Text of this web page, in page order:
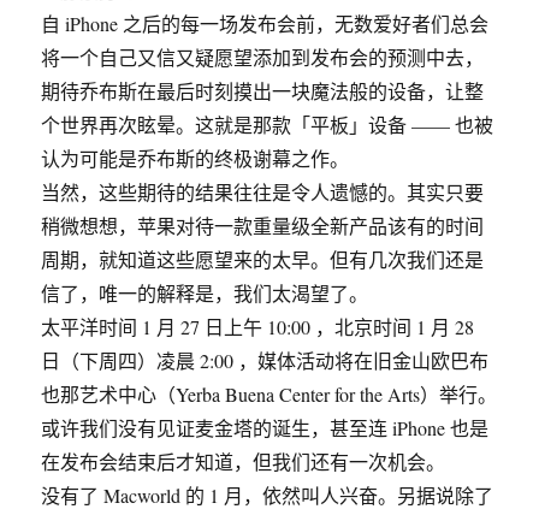
自 iPhone 之后的每一场发布会前，无数爱好者们总会
将一个自己又信又疑愿望添加到发布会的预测中去，
期待乔布斯在最后时刻摸出一块魔法般的设备，让整
个世界再次眩晕。这就是那款「平板」设备 —— 也被
认为可能是乔布斯的终极谢幕之作。
当然，这些期待的结果往往是令人遗憾的。其实只要
稍微想想，苹果对待一款重量级全新产品该有的时间
周期，就知道这些愿望来的太早。但有几次我们还是
信了，唯一的解释是，我们太渴望了。
太平洋时间 1 月 27 日上午 10:00 ，北京时间 1 月 28
日（下周四）凌晨 2:00 ，媒体活动将在旧金山欧巴布
也那艺术中心（Yerba Buena Center for the Arts）举行。
或许我们没有见证麦金塔的诞生，甚至连 iPhone 也是
在发布会结束后才知道，但我们还有一次机会。
没有了 Macworld 的 1 月，依然叫人兴奋。另据说除了